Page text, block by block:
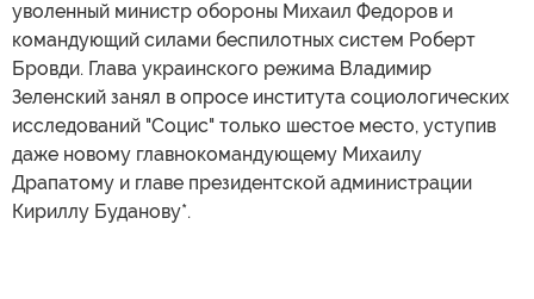
уволенный министр обороны Михаил Федоров и
командующий силами беспилотных систем Роберт
Бровди. Глава украинского режима Владимир
Зеленский занял в опросе института социологических
исследований "Социс" только шестое место, уступив
даже новому главнокомандующему Михаилу
Драпатому и главе президентской администрации
Кириллу Буданову*.